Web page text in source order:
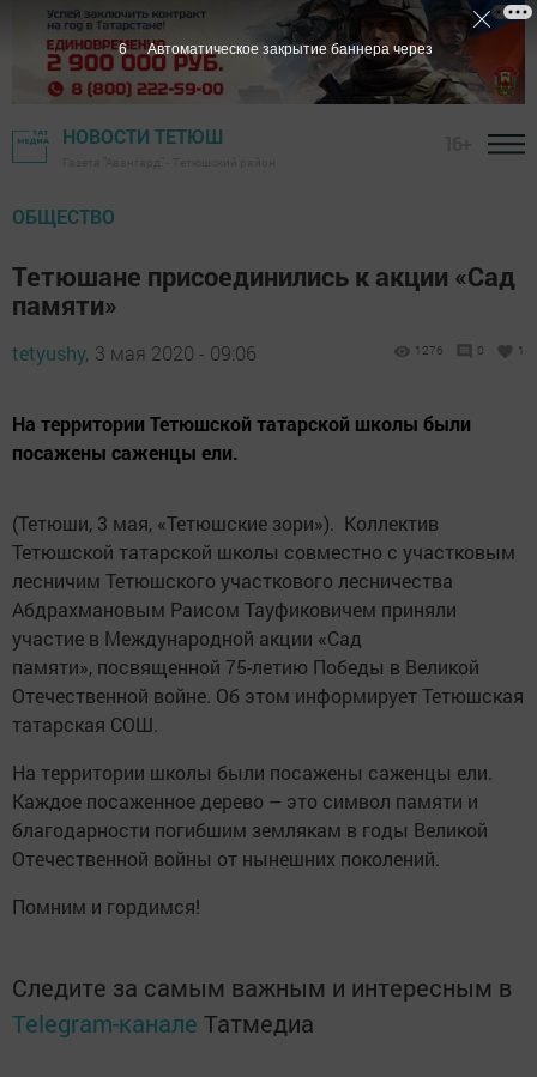
НОВОСТИ ТЕТЮШ
ОБЩЕСТВО
Тетюшане присоединились к акции «Сад
памяти»
tetyushy, 3 мая 2020 - 09:06 1276 0 1
На территории Тетюшской татарской школы были
посажены саженцы ели.
(Тетюши, 3 мая, «Тетюшские зори»). Коллектив
Тетюшской татарской школы совместно с участковым
лесничим Тетюшского участкового лесничества
Абдрахмановым Раисом Тауфиковичем приняли
участие в Международной акции «Сад
памяти», посвященной 75-летию Победы в Великой
Отечественной войне. Об этом информирует Тетюшская
татарская СОШ.
На территории школы были посажены саженцы ели.
Каждое посаженное дерево – это символ памяти и
благодарности погибшим землякам в годы Великой
Отечественной войны от нынешних поколений.
Помним и гордимся!
Следите за самым важным и интересным в
Telegram-канале Татмедиа
5 Автоматическое закрытие баннера через